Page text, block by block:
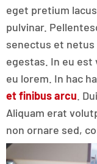
eget pretium
pulvinar.
senectus et netus
egestas. In eu est
eu lorem. In hac
et finibus arcu .
Aliquam erat
non ornare sed,